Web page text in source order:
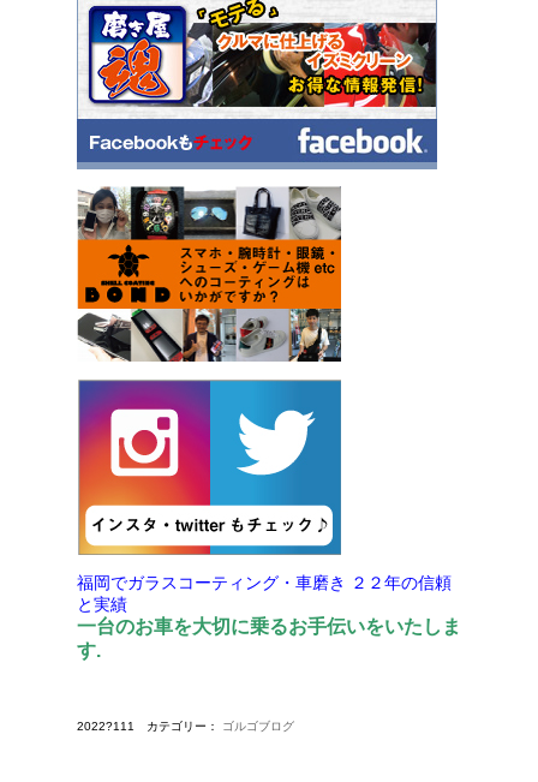
福岡でガラスコーティング・車磨き
２２年の信頼
と実績
一台のお車を大切に乗るお手伝いをいたしま
す.
2022?111 カテゴリー： ゴルゴブログ